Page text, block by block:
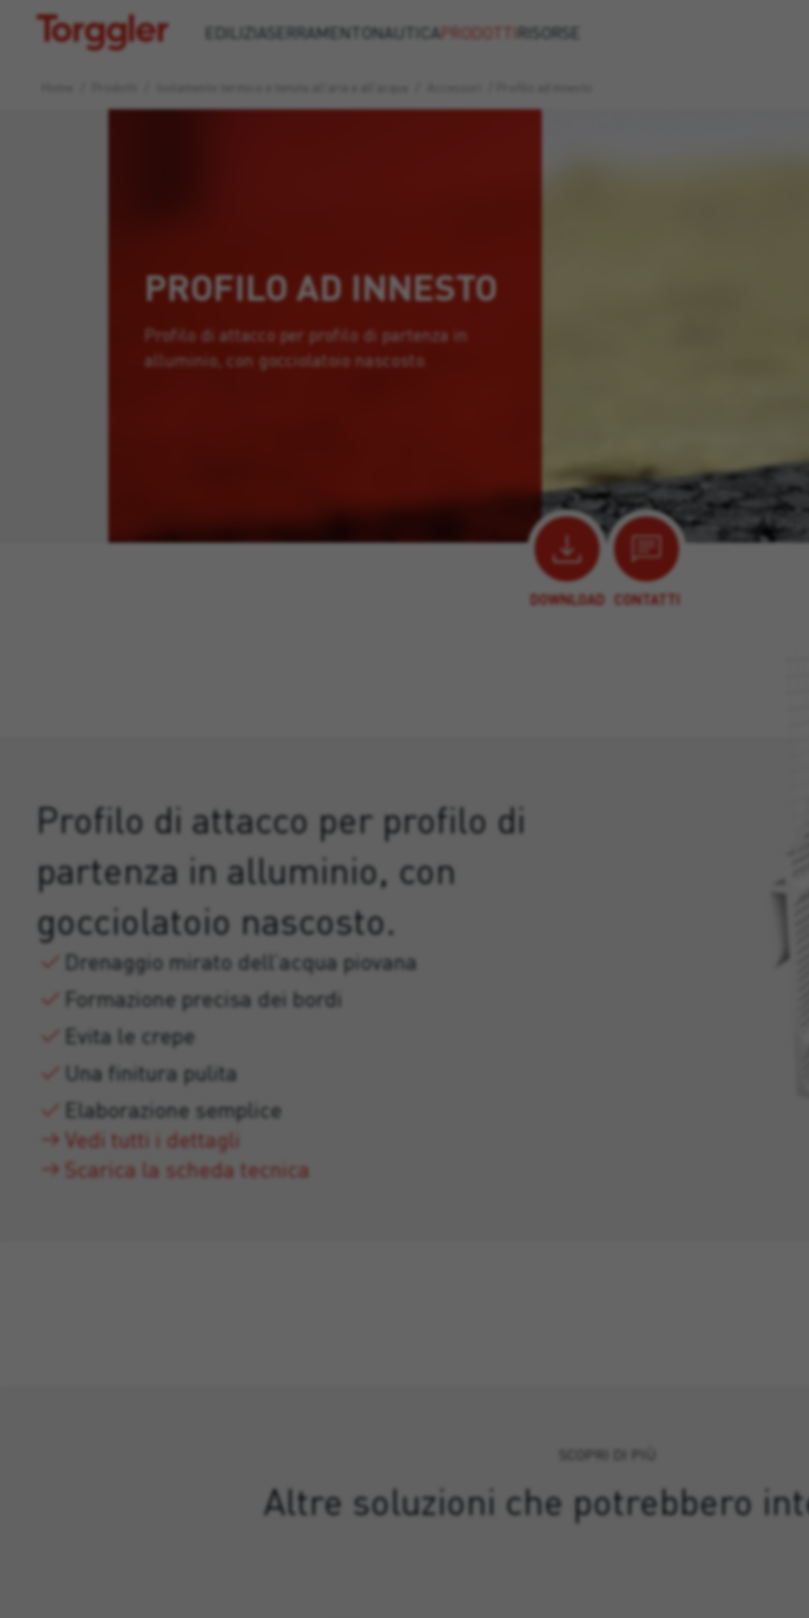
Torggler EDILIZIA SERRAMENTONAUTICAPRODOTTI RISORSE
PROFILO AD INNESTO
Profilo di attacco per profilo di partenza in
alluminio, con gocciolatoio nascosto.
DOWNLOAD CONTATTI
Profilo di attacco per profilo di
partenza in alluminio, con
gocciolatoio nascosto.
Drenaggio mirato dell’acqua piovana
Formazione precisa dei bordi
Evita le crepe
Una finitura pulita
Elaborazione semplice
Vedi tutti i dettagli
Scarica la scheda tecnica
Altre soluzioni che potrebbero